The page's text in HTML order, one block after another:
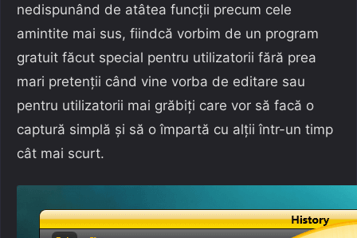
nedispunând de atâtea funcții precum cele
amintite mai sus, fiindcă vorbim de un program
gratuit făcut special pentru utilizatorii fără prea
mari pretenții când vine vorba de editare sau
pentru utilizatorii mai grăbiți care vor să facă o
captură simplă și să o împartă cu alții într-un timp
cât mai scurt.